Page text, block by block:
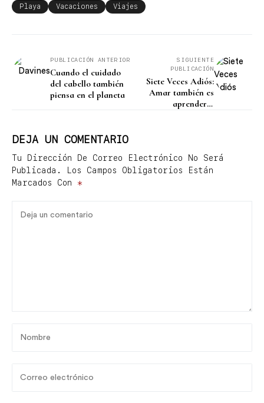
Playa Vacaciones Viajes
PUBLICACIÓN ANTERIOR
Cuando el cuidado
del cabello también
piensa en el planeta
SIGUIENTE
PUBLICACIÓN
Siete Veces Adiós:
Amar también es
aprender a
DEJA UN COMENTARIO
Tu Dirección De Correo Electrónico No Será
Publicada.
Los Campos Obligatorios Están
Marcados Con *